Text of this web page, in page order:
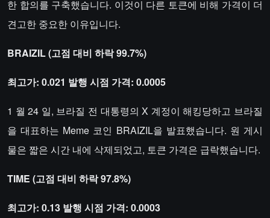
한 합의를 구축했습니다. 이것이 다른 토큰에 비해 가격이 더
견고한 중요한 이유입니다.
BRAIZIL (고점 대비 하락 99.7%)
최고가: 0.021 발행 시점 가격: 0.0005
1 월 24 일, 브라질 전 대통령의 X 계정이 해킹당하고 브라질
을 대표하는 Meme 코인 BRAIZIL을 발표했습니다. 원 게시
물은 짧은 시간 내에 삭제되었고, 토큰 가격은 급락했습니다.
TIME (고점 대비 하락 97.8%)
최고가: 0.13 발행 시점 가격: 0.0003